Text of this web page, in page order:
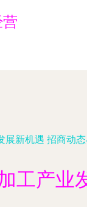
展新机遇 招商动
工产业